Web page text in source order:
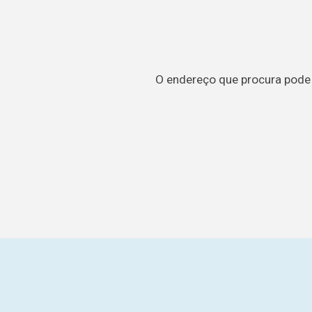
O endereço que procura